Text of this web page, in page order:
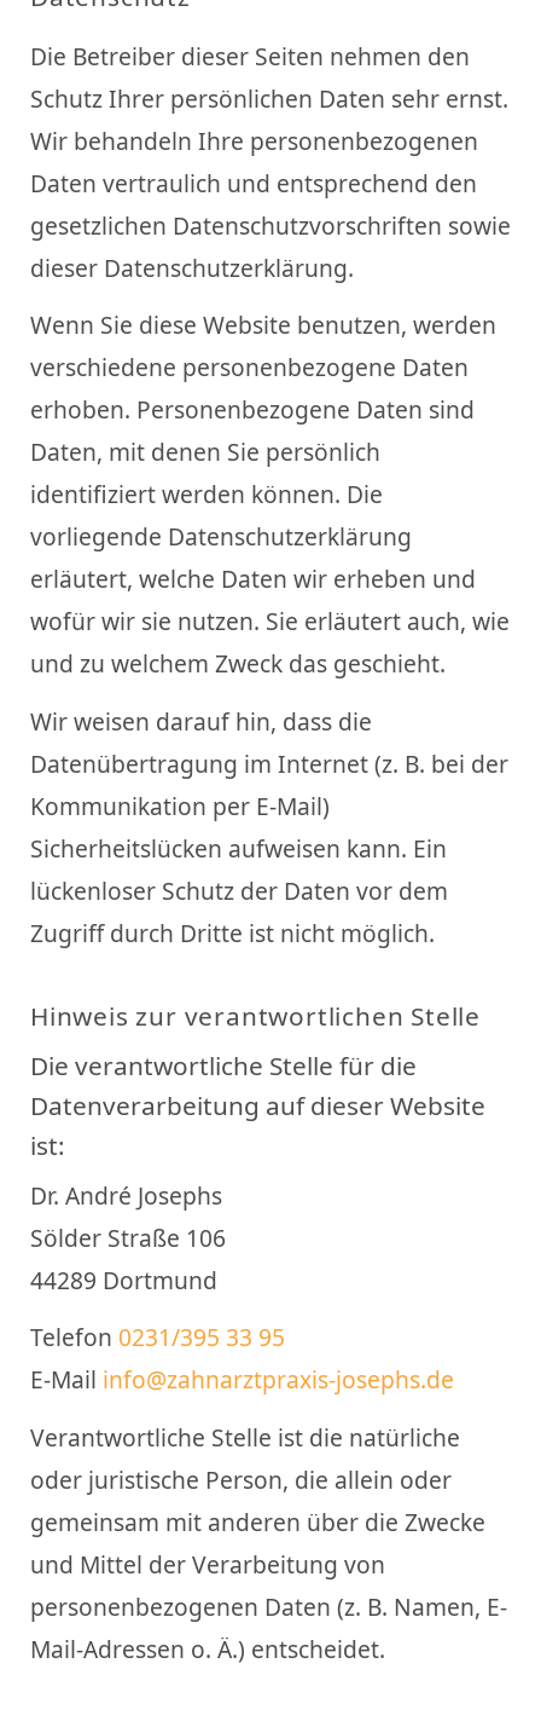
Die Betreiber dieser Seiten nehmen den
Schutz Ihrer persönlichen Daten sehr ernst.
Wir behandeln Ihre personenbezogenen
Daten vertraulich und entsprechend den
gesetzlichen Datenschutzvorschriften sowie
dieser Datenschutzerklärung.
Wenn Sie diese Website benutzen, werden
verschiedene personenbezogene Daten
erhoben. Personenbezogene Daten sind
Daten, mit denen Sie persönlich
identifiziert werden können. Die
vorliegende Datenschutzerklärung
erläutert, welche Daten wir erheben und
wofür wir sie nutzen. Sie erläutert auch, wie
und zu welchem Zweck das geschieht.
Wir weisen darauf hin, dass die
Datenübertragung im Internet (z. B. bei der
Kommunikation per E-Mail)
Sicherheitslücken aufweisen kann. Ein
lückenloser Schutz der Daten vor dem
Zugriff durch Dritte ist nicht möglich.
Hinweis zur verantwortlichen Stelle
Die verantwortliche Stelle für die
Datenverarbeitung auf dieser Website
ist:
Dr. André Josephs
Sölder Straße 106
44289 Dortmund
Telefon 0231/395 33 95
E-Mail info@zahnarztpraxis-josephs.de
Verantwortliche Stelle ist die natürliche
oder juristische Person, die allein oder
gemeinsam mit anderen über die Zwecke
und Mittel der Verarbeitung von
personenbezogenen Daten (z. B. Namen, E-
Mail-Adressen o. Ä.) entscheidet.